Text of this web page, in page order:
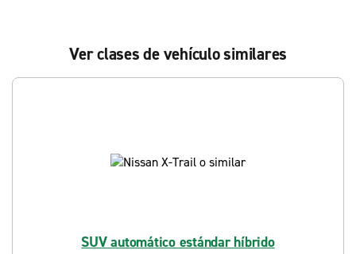
Ver clases de vehículo similares
SUV automático estándar híbrido